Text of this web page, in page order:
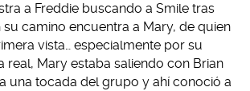
a Freddie buscando a Smile tras
su camino encuentra a Mary, de quien
vista… especialmente por su
real, Mary estaba saliendo con Brian
una tocada del grupo y ahí conoció a